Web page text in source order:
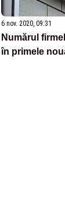
6 nov. 2020, 09:31
Numărul
în primele